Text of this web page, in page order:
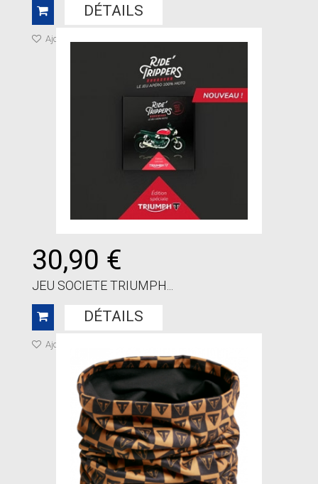
DÉTAILS
Ajouter à ma liste de cadeaux
30,90 €
JEU SOCIETE TRIUMPH...
DÉTAILS
Ajouter à ma liste de cadeaux